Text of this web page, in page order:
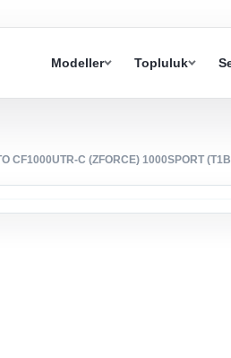
Modeller Topluluk
CF1000UTR-C (ZFORCE) 1000SPORT